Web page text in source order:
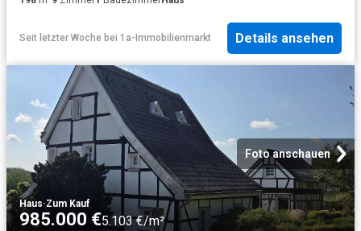
Seit letzter Woche bei 1a-Immobilienmarkt Details ansehen
Foto anschauen
Haus·Zum Kauf
985.000 €5.103 €/m²